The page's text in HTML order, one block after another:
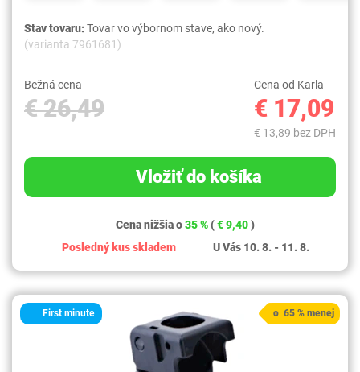
Stav tovaru:Tovar vo výbornom stave, ako nový.
(varianta 7961681)
Bežná cena
€ 26,49
Cena od Karla
€ 17,09
€ 13,89 bez DPH
Vložiť do košíka
Cena nižšia o35 % (€ 9,40)
Posledný kus skladem
U Vás 10. 8. - 11. 8.
First minute o 65 % menej